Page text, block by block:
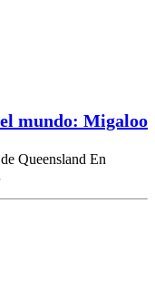
mundo: Migaloo
Queensland En